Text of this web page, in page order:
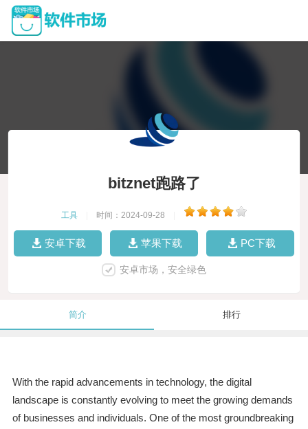
bitznet跑路了
工具 时间：2024-09-28
安卓下载 苹果下载 PC下载
安卓市场，安全绿色
简介 排行
With the rapid advancements in technology, the digital
landscape is constantly evolving to meet the growing demands
of businesses and individuals. One of the most groundbreaking